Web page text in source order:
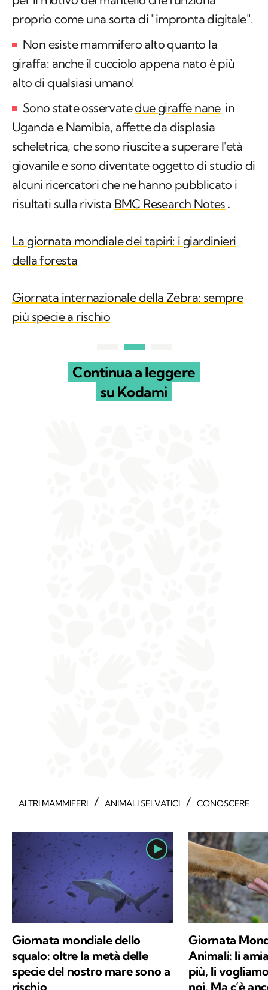
proprio come una sorta di "impronta digitale".
Non esiste mammifero alto quanto la
giraffa: anche il cucciolo appena nato è più
alto di qualsiasi umano!
Sono state osservatedue giraffe nane in
Uganda e Namibia, affette da displasia
scheletrica, che sono riuscite a superare l'età
giovanile e sono diventate oggetto di studio di
alcuni ricercatori che ne hanno pubblicato i
risultati sulla rivista BMC Research Notes .
La giornata mondiale dei tapiri: i giardinieri
della foresta
Giornata internazionale della Zebra: sempre
più specie a rischio
Continua a leggere
su Kodami
ALTRI MAMMIFERI / ANIMALI SELVATICI / CONOSCERE
Giornata mondiale dello
squalo: oltre la metà delle
specie del nostro mare sono a
rischio
Giornata
Animali: li
più, li
noi. Ma c’è